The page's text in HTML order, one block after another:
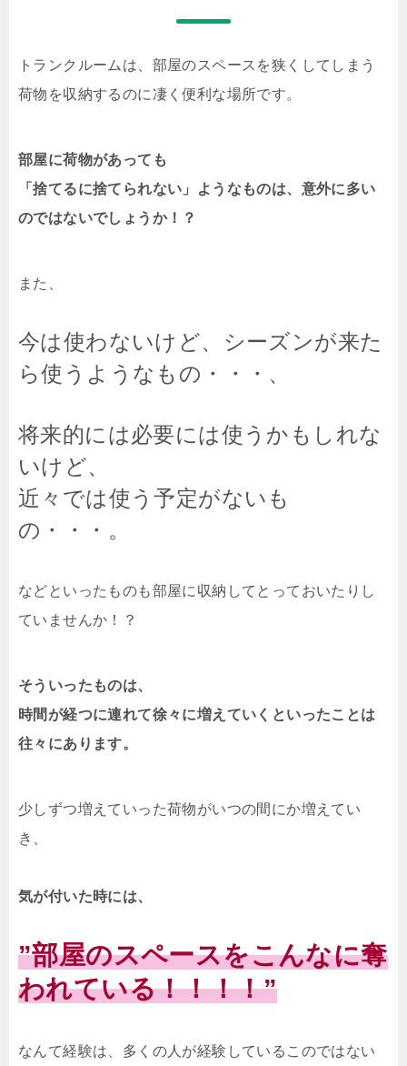
トランクルームは、部屋のスペースを狭くしてしまう
荷物を収納するのに凄く便利な場所です。
部屋に荷物があっても
「捨てるに捨てられない」ようなものは、意外に多い
のではないでしょうか！？
また、
今は使わないけど、シーズンが来た
ら使うようなもの・・・、
将来的には必要には使うかもしれな
いけど、
近々では使う予定がないも
の・・・。
などといったものも部屋に収納してとっておいたりし
ていませんか！？
そういったものは、
時間が経つに連れて徐々に増えていくといったことは
往々にあります。
少しずつ増えていった荷物がいつの間にか増えてい
き、
気が付いた時には、
”部屋のスペースをこんなに奪
われている！！！！”
なんて経験は、多くの人が経験しているこのではない